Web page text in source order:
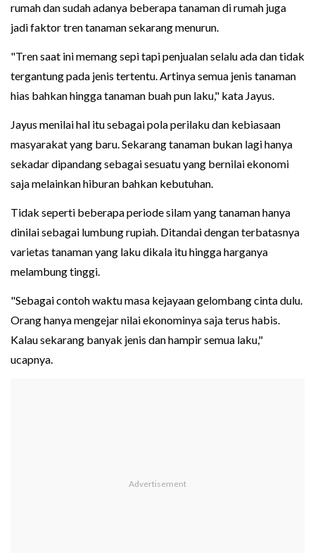
rumah dan sudah adanya beberapa tanaman di rumah juga
jadi faktor tren tanaman sekarang menurun.
"Tren saat ini memang sepi tapi penjualan selalu ada dan tidak
tergantung pada jenis tertentu. Artinya semua jenis tanaman
hias bahkan hingga tanaman buah pun laku," kata Jayus.
Jayus menilai hal itu sebagai pola perilaku dan kebiasaan
masyarakat yang baru. Sekarang tanaman bukan lagi hanya
sekadar dipandang sebagai sesuatu yang bernilai ekonomi
saja melainkan hiburan bahkan kebutuhan.
Tidak seperti beberapa periode silam yang tanaman hanya
dinilai sebagai lumbung rupiah. Ditandai dengan terbatasnya
varietas tanaman yang laku dikala itu hingga harganya
melambung tinggi.
"Sebagai contoh waktu masa kejayaan gelombang cinta dulu.
Orang hanya mengejar nilai ekonominya saja terus habis.
Kalau sekarang banyak jenis dan hampir semua laku,"
ucapnya.